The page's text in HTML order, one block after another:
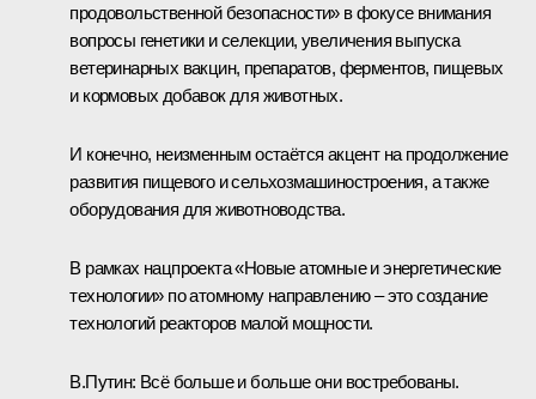
продовольственной безопасности» в фокусе внимания
вопросы генетики и селекции, увеличения выпуска
ветеринарных вакцин, препаратов, ферментов, пищевых
и кормовых добавок для животных.
И конечно, неизменным остаётся акцент на продолжение
развития пищевого и сельхозмашиностроения, а также
оборудования для животноводства.
В рамках нацпроекта «Новые атомные и энергетические
технологии» по атомному направлению – это создание
технологий реакторов малой мощности.
В.Путин: Всё больше и больше они востребованы.